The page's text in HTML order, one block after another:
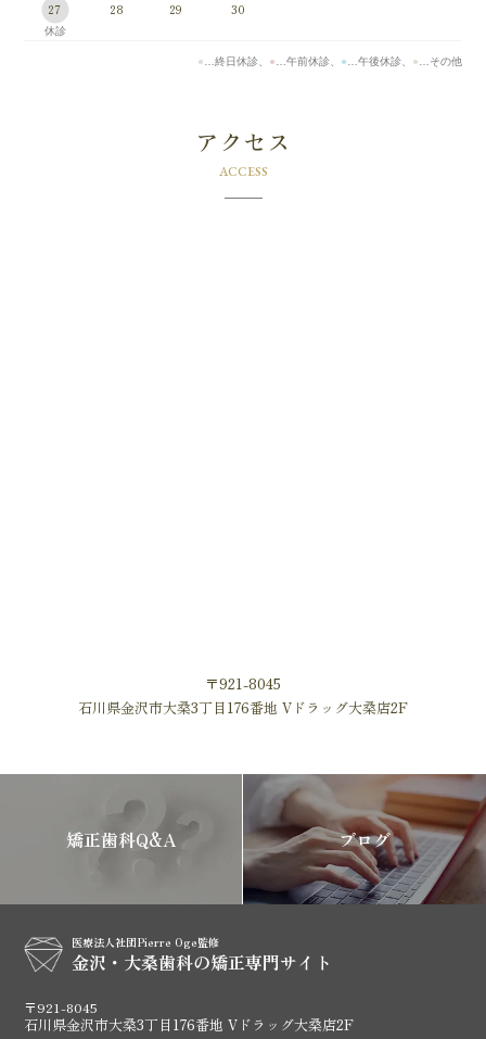
27 28 29 30
●…終日休診、 ●…午前休診、 ●…午後休診、 ●…その他
アクセス
ACCESS
〒921-8045
石川県金沢市大桑3丁目176番地 Vドラッグ大桑店2F
矯正歯科Q&A ブログ
医療法人社団Pierre Oge監修
金沢・大桑歯科の矯正専門サイト
〒921-8045
石川県金沢市大桑3丁目176番地 Vドラッグ大桑店2F